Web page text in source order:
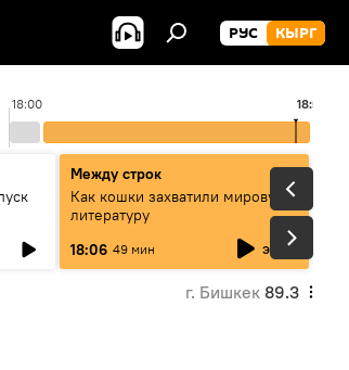
РУС КЫРГ
18:00 18:52
Между строк
Как кошки захватили мировую
литературу
18:06 49 мин эфир
г. Бишкек 89.3